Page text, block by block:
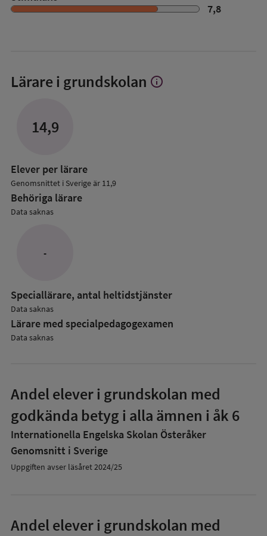
7,8
Lärare i grundskolan Visa
info
14,9
Elever per lärare
Genomsnittet i Sverige är 11,9
Behöriga lärare
Data saknas
-
Speciallärare, antal heltidstjänster
Data saknas
Lärare med specialpedagog­examen
Data saknas
Andel elever i grundskolan med
godkända betyg i alla ämnen i åk 6
Internationella Engelska Skolan Österåker
Genomsnitt i Sverige
Uppgiften avser läsåret 2024/25
Andel elever i grundskolan med